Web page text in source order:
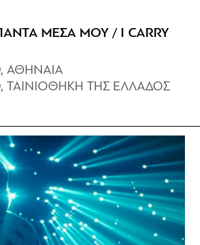
ΜΕΣΑ ΜΟΥ / I CARRY
ΑΘΗΝΑΙΑ
ΤΑΙΝΙΟΘΗΚΗ ΤΗΣ ΕΛΛΑΔΟΣ